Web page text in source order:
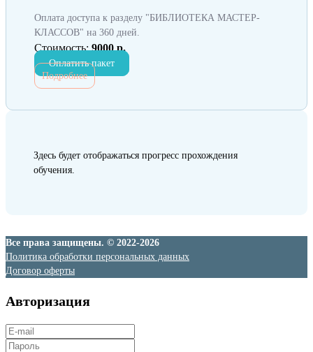
Оплата доступа к разделу "БИБЛИОТЕКА МАСТЕР-
КЛАССОВ" на 360 дней.
Стоимость: 9000 р.
Оплатить пакет
Подробнее
Здесь будет отображаться прогресс прохождения
обучения.
Все права защищены. © 2022-2026
Политика обработки персональных данных
Договор оферты
Авторизация